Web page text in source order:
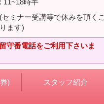
11~18時半
ミナー受講等で休みを頂くこ
ます)
守番電話をご利用下さいま
) スタッフ紹介